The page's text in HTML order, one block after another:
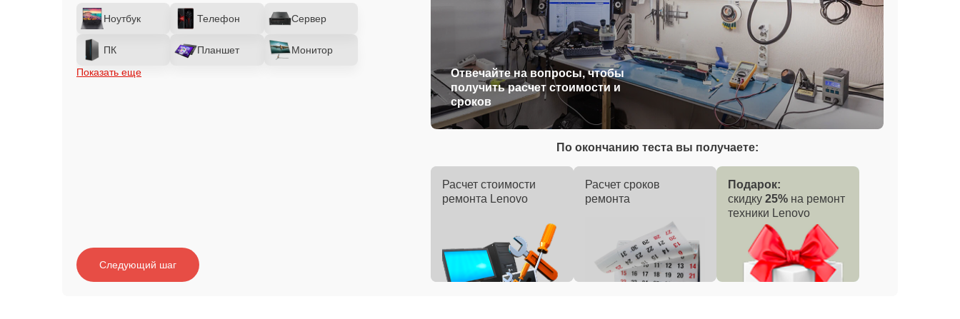
Ноутбук Телефон Сервер
ПК Планшет
Монитор
Показать еще
Отвечайте на вопросы, чтобы
получить расчет стоимости и
сроков
Следующий шаг
По окончанию теста вы получаете:
Расчет стоимости
ремонта Lenovo
Расчет сроков
ремонта
Подарок:
скидку 25% на ремонт
техники Lenovo